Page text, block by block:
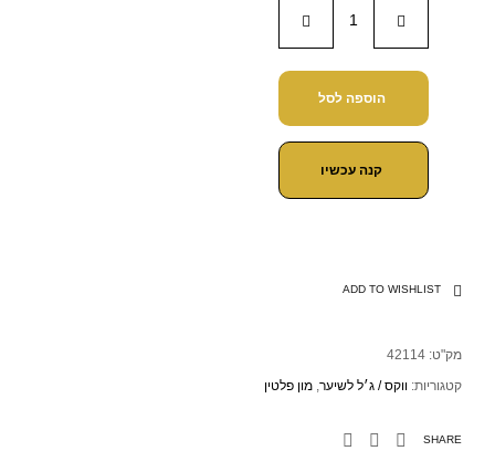
הוספה לסל
קנה עכשיו
ADD TO WISHLIST
מק"ט: 42114
קטגוריות: ווקס / ג׳ל לשיער, מון פלטין
SHARE